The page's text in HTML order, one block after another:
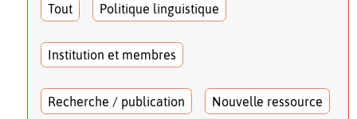
Tout Politique linguistique
Institution et membres
Recherche / publication Nouvelle ressource